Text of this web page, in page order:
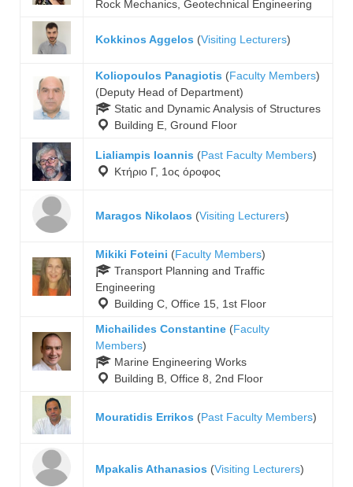
Rock Mechanics, Geotechnical Engineering
Kokkinos Aggelos (Visiting Lecturers)
Koliopoulos Panagiotis (Faculty Members)
(Deputy Head of Department)
Static and Dynamic Analysis of Structures
Building E, Ground Floor
Lialiampis Ioannis (Past Faculty Members)
Κτήριο Γ, 1ος όροφος
Maragos Nikolaos (Visiting Lecturers)
Mikiki Foteini (Faculty Members)
Transport Planning and Traffic
Engineering
Building C, Office 15, 1st Floor
Michailides Constantine (Faculty
Members)
Marine Engineering Works
Building B, Office 8, 2nd Floor
Mouratidis Errikos (Past Faculty Members)
Mpakalis Athanasios (Visiting Lecturers)